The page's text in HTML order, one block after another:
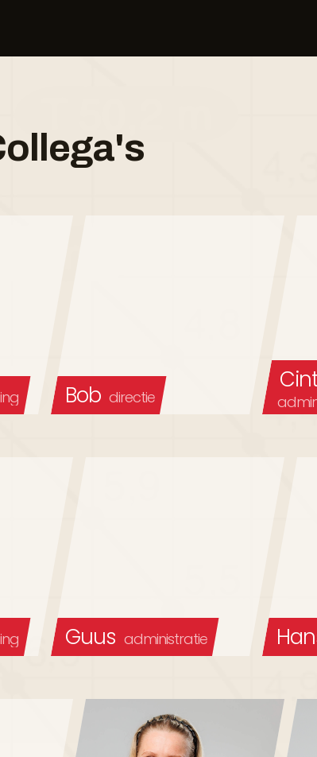
Bob directie
Guus administratie